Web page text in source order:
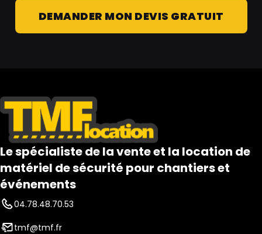
DEMANDER MON DEVIS GRATUIT
Le spécialiste de la vente et la location de
matériel de sécurité pour chantiers et
événements
04.78.48.70.53
tmf@tmf.fr